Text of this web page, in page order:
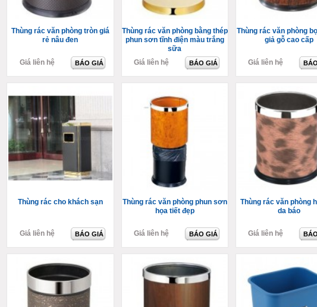
Thùng rác văn phòng tròn giá
rẻ nâu đen
Giá liên hệ BÁO GIÁ
Thùng rác văn phòng bằng thép
phun sơn tĩnh điện màu trắng
sữa
Giá liên hệ
BÁO GIÁ
Thùng rác văn phòng
giả gỗ cao cấp
Giá liên hệ
Thùng rác cho khách sạn
Giá liên hệ BÁO GIÁ
Thùng rác văn phòng phun sơn
họa tiết đẹp
Giá liên hệ BÁO GIÁ
Thùng rác văn phòng
da báo
Giá liên hệ